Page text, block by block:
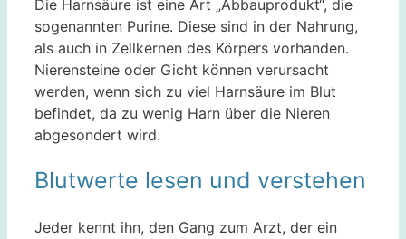
Die Harnsäure ist eine Art „Abbauprodukt“, die
sogenannten Purine. Diese sind in der Nahrung,
als auch in Zellkernen des Körpers vorhanden.
Nierensteine oder Gicht können verursacht
werden, wenn sich zu viel Harnsäure im Blut
befindet, da zu wenig Harn über die Nieren
abgesondert wird.
Blutwerte lesen und verstehen
Jeder kennt ihn, den Gang zum Arzt, der ein